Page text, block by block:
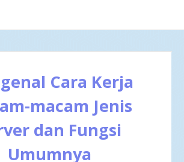
Cara Kerja
macam Jenis
dan Fungsi
Umumnya